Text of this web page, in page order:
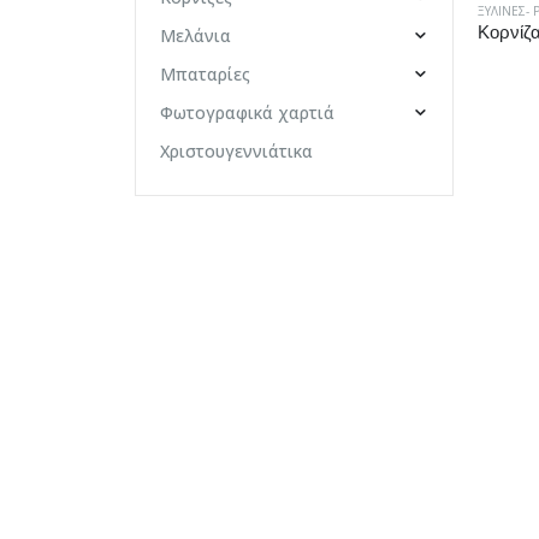
ΞΎΛΙΝΕΣ-
Μελάνια
Μπαταρίες
Φωτογραφικά χαρτιά
Χριστουγεννιάτικα